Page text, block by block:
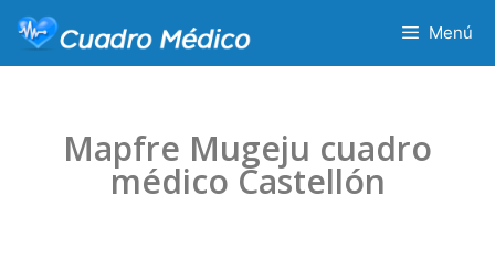
Menú
Mapfre Mugeju cuadro
médico Castellón